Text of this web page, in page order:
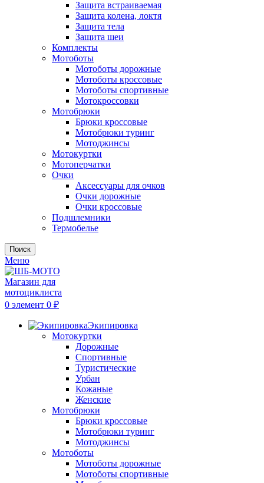
Защита встраиваемая
Защита колена, локтя
Защита тела
Защита шеи
Комплекты
Мотоботы
Мотоботы дорожные
Мотоботы кроссовые
Мотоботы спортивные
Мотокроссовки
Мотобрюки
Брюки кроссовые
Мотобрюки туринг
Мотоджинсы
Мотокуртки
Мотоперчатки
Очки
Аксессуары для очков
Очки дорожные
Очки кроссовые
Подшлемники
Термобелье
Поиск
Меню
0 элемент 0 ₽
Экипировка
Мотокуртки
Дорожные
Спортивные
Туристические
Урбан
Кожаные
Женские
Мотобрюки
Брюки кроссовые
Мотобрюки туринг
Мотоджинсы
Мотоботы
Мотоботы дорожные
Мотоботы спортивные